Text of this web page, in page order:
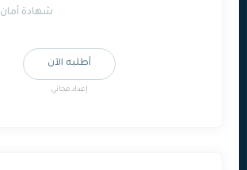
شهادة أمان SSL مجاناً
أطلبه الآن
إعداد مجاني